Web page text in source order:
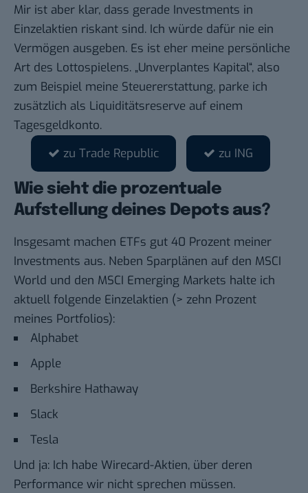
Mir ist aber klar, dass gerade Investments in
Einzelaktien riskant sind. Ich würde dafür nie ein
Vermögen ausgeben. Es ist eher meine persönliche
Art des Lottospielens. „Unverplantes Kapital“, also
zum Beispiel meine Steuererstattung, parke ich
zusätzlich als Liquiditätsreserve auf einem
Tagesgeldkonto.
zu Trade Republic
zu ING
Wie sieht die prozentuale
Aufstellung deines Depots aus?
Insgesamt machen ETFs gut 40 Prozent meiner
Investments aus. Neben Sparplänen auf den MSCI
World und den MSCI Emerging Markets halte ich
aktuell folgende Einzelaktien (> zehn Prozent
meines Portfolios):
Alphabet
Apple
Berkshire Hathaway
Slack
Tesla
Und ja: Ich habe Wirecard-Aktien, über deren
Performance wir nicht sprechen müssen.